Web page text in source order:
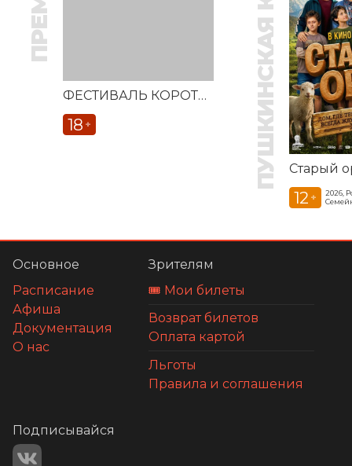
ФЕСТИВАЛЬ КОРОТКОМЕТРАЖНЫХ ФИЛЬМОВ «ВЕСТОЧКА»
18 + ПУШКИНСКАЯ КАРТА Старый
12 +
2026,
Основное
Расписание
Афиша
Документация
О нас
Зрителям
🎟️ Мои билеты
Возврат билетов
Оплата картой
Льготы
Правила и соглашения
Подписывайся